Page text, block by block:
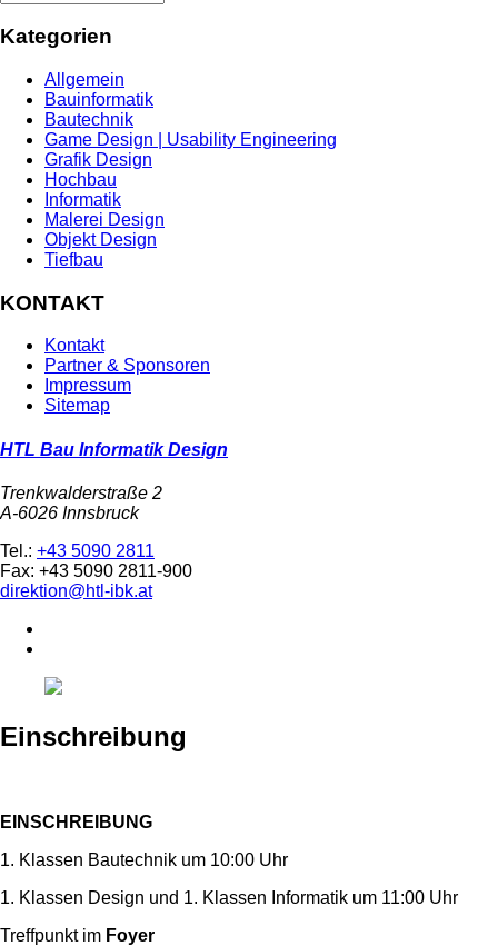
Kategorien
Allgemein
Bauinformatik
Bautechnik
Game Design | Usability Engineering
Grafik Design
Hochbau
Informatik
Malerei Design
Objekt Design
Tiefbau
KONTAKT
Kontakt
Partner & Sponsoren
Impressum
Sitemap
HTL Bau Informatik Design
Trenkwalderstraße 2
A-6026 Innsbruck
Tel.: +43 5090 2811
Fax: +43 5090 2811-900
direktion@htl-ibk.at
Einschreibung
EINSCHREIBUNG
1. Klassen Bautechnik um 10:00 Uhr
1. Klassen Design und 1. Klassen Informatik um 11:00 Uhr
Treffpunkt im Foyer